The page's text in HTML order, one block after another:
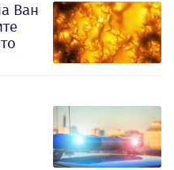
Ван